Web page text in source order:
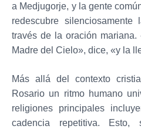
a Medjugorje, y la gente
redescubre
través de la oración
Madre del Cielo», dice, «y la
Más allá del contexto
Rosario un ritmo humano
religiones principales
cadencia repetitiva.